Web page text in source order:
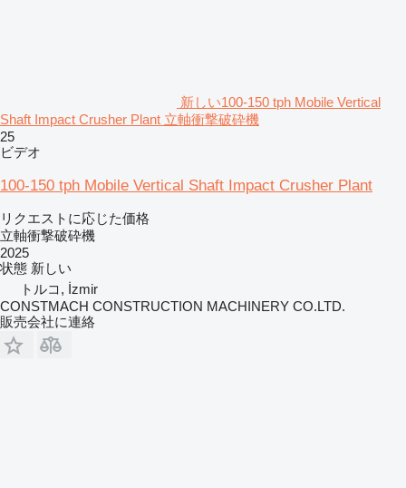
新しい100-150 tph Mobile Vertical
Shaft Impact Crusher Plant 立軸衝撃破砕機
25
ビデオ
100-150 tph Mobile Vertical Shaft Impact Crusher Plant
リクエストに応じた価格
立軸衝撃破砕機
2025
状態 新しい
トルコ, İzmir
CONSTMACH CONSTRUCTION MACHINERY CO.LTD.
販売会社に連絡